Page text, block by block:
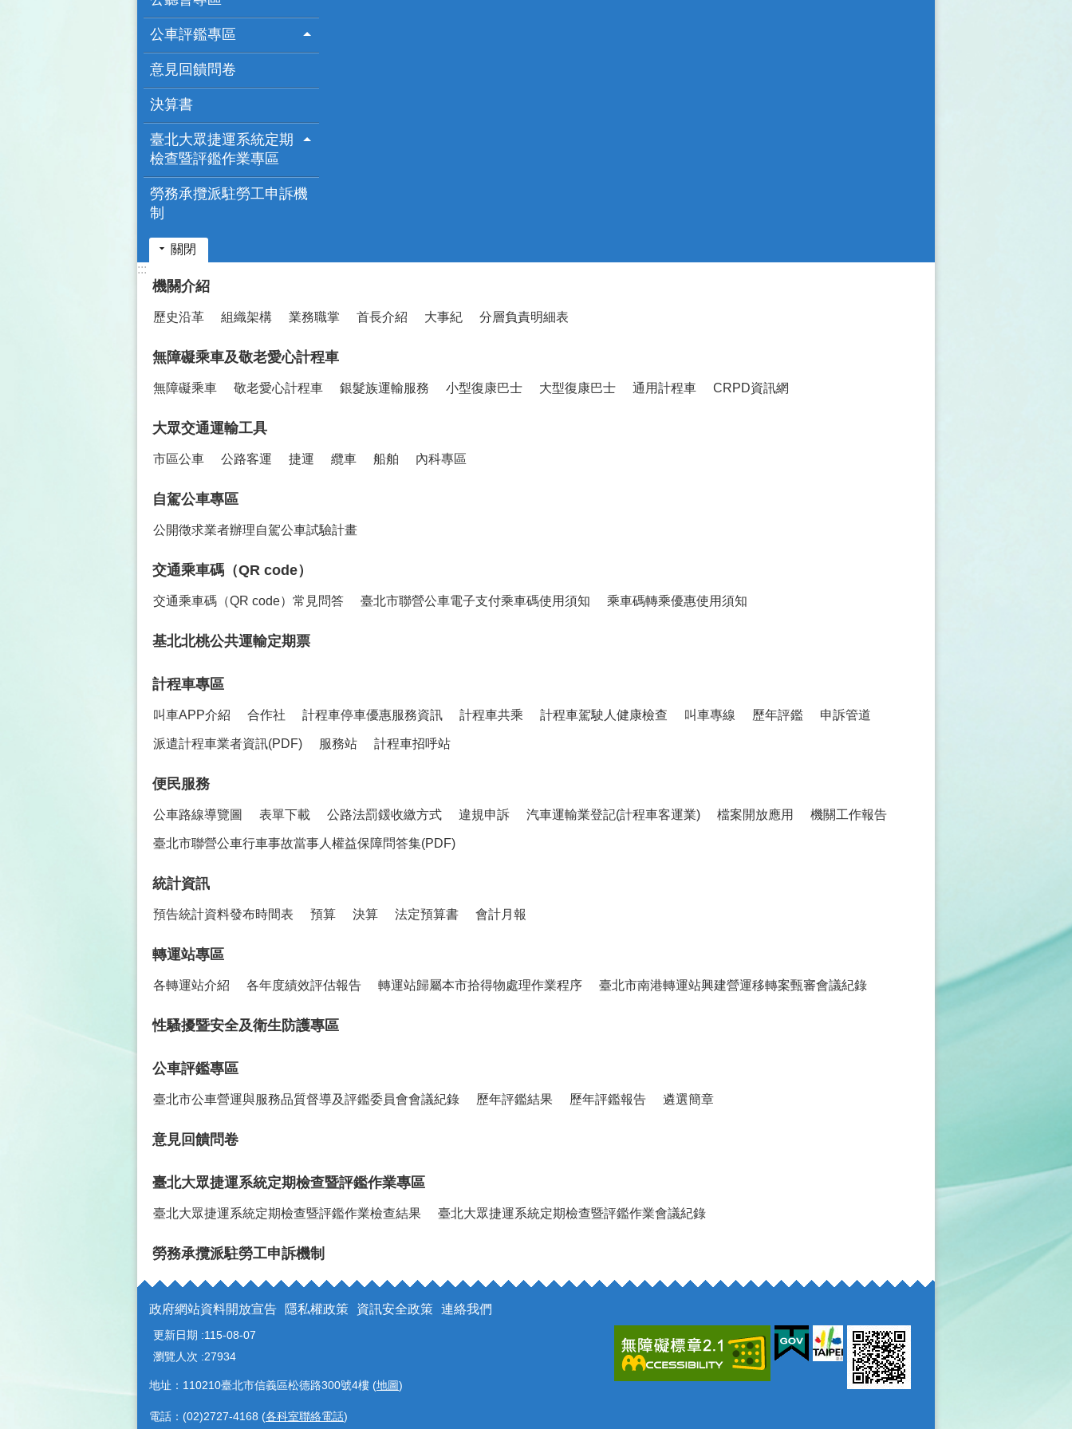
公車評鑑專區
意見回饋問卷
決算書
臺北大眾捷運系統定期
檢查暨評鑑作業專區
勞務承攬派駐勞工申訴機
制
關閉
:::
機關介紹
歷史沿革 組織架構 業務職掌 首長介紹 大事紀 分層負責明細表
無障礙乘車及敬老愛心計程車
無障礙乘車 敬老愛心計程車 銀髮族運輸服務 小型復康巴士 大型復康巴士 通用計程車 CRPD資訊網
大眾交通運輸工具
市區公車 公路客運 捷運 纜車 船舶 內科專區
自駕公車專區
公開徵求業者辦理自駕公車試驗計畫
交通乘車碼（QR code）
交通乘車碼（QR code）常見問答 臺北市聯營公車電子支付乘車碼使用須知 乘車碼轉乘優惠使用須知
基北北桃公共運輸定期票
計程車專區
叫車APP介紹 合作社 計程車停車優惠服務資訊 計程車共乘 計程車駕駛人健康檢查 叫車專線 歷年評鑑 申訴管道
派遣計程車業者資訊(PDF) 服務站 計程車招呼站
便民服務
公車路線導覽圖 表單下載 公路法罰鍰收繳方式 違規申訴 汽車運輸業登記(計程車客運業) 檔案開放應用 機關工作報告
臺北市聯營公車行車事故當事人權益保障問答集(PDF)
統計資訊
預告統計資料發布時間表 預算 決算 法定預算書 會計月報
轉運站專區
各轉運站介紹 各年度績效評估報告 轉運站歸屬本市拾得物處理作業程序 臺北市南港轉運站興建營運移轉案甄審會議紀錄
性騷擾暨安全及衛生防護專區
公車評鑑專區
臺北市公車營運與服務品質督導及評鑑委員會會議紀錄 歷年評鑑結果 歷年評鑑報告 遴選簡章
意見回饋問卷
臺北大眾捷運系統定期檢查暨評鑑作業專區
臺北大眾捷運系統定期檢查暨評鑑作業檢查結果 臺北大眾捷運系統定期檢查暨評鑑作業會議紀錄
勞務承攬派駐勞工申訴機制
政府網站資料開放宣告 隱私權政策 資訊安全政策 連絡我們
更新日期
115-08-07
瀏覽人次
27934
地址：110210臺北市信義區松德路300號4樓 (地圖)
電話：(02)2727-4168 (各科室聯絡電話)